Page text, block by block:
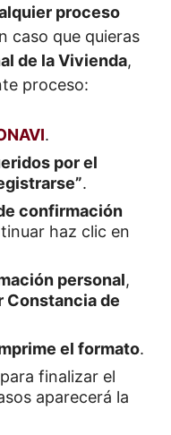
proceso
caso que quieras
de la Vivienda,
proceso:
.
por el
.
confirmación
haz clic en
personal,
Constancia de
el formato.
para finalizar el
aparecerá la